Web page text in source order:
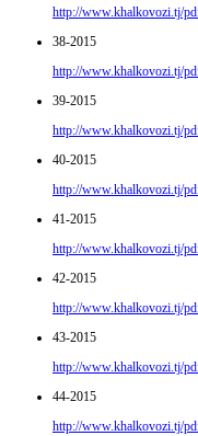
http://www.khalkovozi.tj/
38-2015
http://www.khalkovozi.tj/
39-2015
http://www.khalkovozi.tj/
40-2015
http://www.khalkovozi.tj/
41-2015
http://www.khalkovozi.tj/
42-2015
http://www.khalkovozi.tj/
43-2015
http://www.khalkovozi.tj/
44-2015
http://www.khalkovozi.tj/